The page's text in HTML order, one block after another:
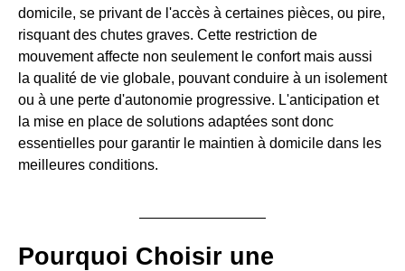
domicile, se privant de l'accès à certaines pièces, ou pire,
risquant des chutes graves. Cette restriction de
mouvement affecte non seulement le confort mais aussi
la qualité de vie globale, pouvant conduire à un isolement
ou à une perte d'autonomie progressive. L'anticipation et
la mise en place de solutions adaptées sont donc
essentielles pour garantir le maintien à domicile dans les
meilleures conditions.
Pourquoi Choisir une